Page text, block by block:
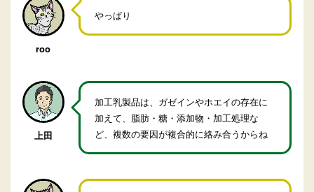
roo
やっぱり
上田
加工乳製品は、ガゼインやホエイの存在に
加えて、脂肪・糖・添加物・加工処理な
ど、複数の要因が複合的に絡み合うからね